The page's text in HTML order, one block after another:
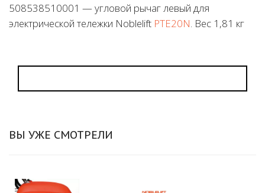
508538510001 — угловой рычаг левый для
электрической тележки Noblelift PTE20N . Вес 1,81 кг
ВЫ УЖЕ СМОТРЕЛИ